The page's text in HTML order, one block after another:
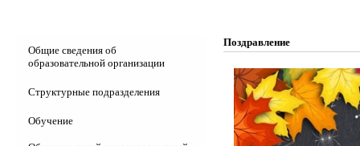
Общие сведения об
образовательной организации
Основные сведения
Структурные подразделения
Детсад "Колосок"
ШСК "Юность"
Обучение
Поздравление